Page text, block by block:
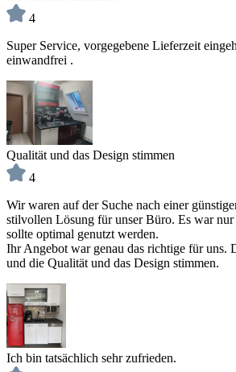
4
Super Service, vorgegebene Lieferzeit
einwandfrei .
Qualität und das Design stimmen
4
Wir waren auf der Suche nach einer
stilvollen Lösung für unser Büro. Es war
sollte optimal genutzt werden.
Ihr Angebot war genau das richtige für uns.
und die Qualität und das Design stimmen.
Ich bin tatsächlich sehr zufrieden.